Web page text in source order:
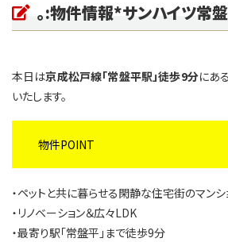
｡:物件情報*サンハイツ
本日は京成松戸線「常盤平駅」徒歩9分にあ
いたします。
物件POINT
・ペットと共に暮らせる閑静な住宅街のマンシ
・リノベーション＆広々LDK
・最寄り駅「常盤平」まで徒歩9分